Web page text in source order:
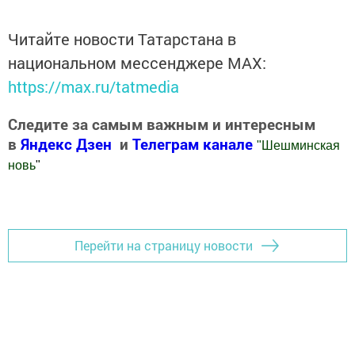
Читайте новости Татарстана в
национальном мессенджере MАХ:
https://max.ru/tatmedia
Следите за самым важным и интересным
в Яндекс Дзен и Телеграм канале " Шешминская
новь"
Перейти на страницу новости